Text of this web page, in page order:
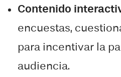
Contenido
encuestas,
para incentivar la
audiencia.